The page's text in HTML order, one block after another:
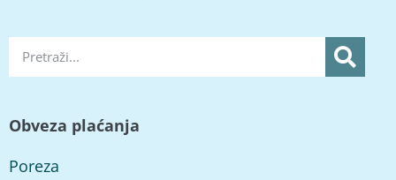
Obveza plaćanja
Poreza